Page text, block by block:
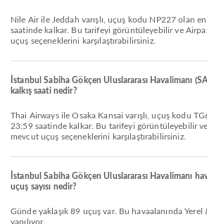
Nile Air ile Jeddah varışlı, uçuş kodu NP227 olan en erken uçuş 00:00
saatinde kalkar. Bu tarifeyi görüntüleyebilir ve
uçuş seçeneklerini karşılaştırabilirsiniz.
İstanbul Sabiha Gökçen Uluslararası Havalimanı
kalkış saati nedir?
Thai Airways ile Osaka Kansai varışlı, uçuş kodu TG622 olan en geç uçuş
23:59 saatinde kalkar. Bu tarifeyi görüntüleyebilir
mevcut uçuş seçeneklerini karşılaştırabilirsiniz.
İstanbul Sabiha Gökçen Uluslararası Havalimanı
uçuş sayısı nedir?
Günde yaklaşık 89 uçuş var. Bu havaalanında Yerel & Uluslararası uçuşu
yapılıyor.